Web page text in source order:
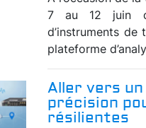
7 au 12 juin
d’instruments
plateforme
Aller vers
précision
résilientes